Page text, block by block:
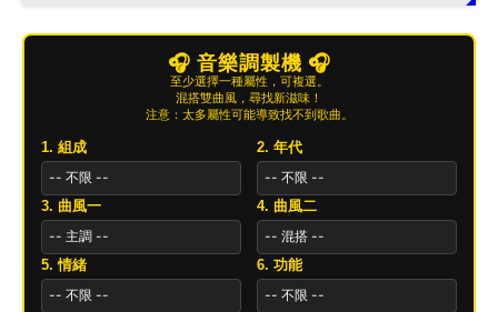
🎧 音樂調製機 🎧
至少選擇一種屬性，可複選。
混搭雙曲風，尋找新滋味！
注意：太多屬性可能導致找不到歌曲。
1. 組成 2. 年代
3. 曲風一 4. 曲風二
5. 情緒 6. 功能